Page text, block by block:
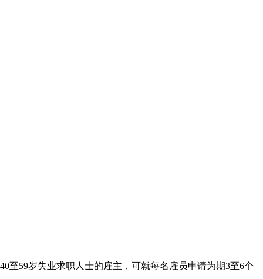
至59岁失业求职人士的雇主，可就每名雇员申请为期3至6个